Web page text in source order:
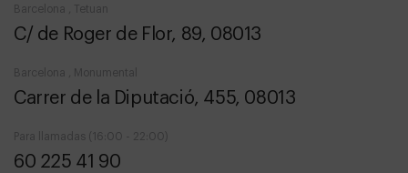
Barcelona , Tetuan
C/ de Roger de Flor, 89, 08013
Barcelona , Monumental
Carrer de la Diputació, 455, 08013
Para llamadas (16:00 - 22:00)
60 225 41 90